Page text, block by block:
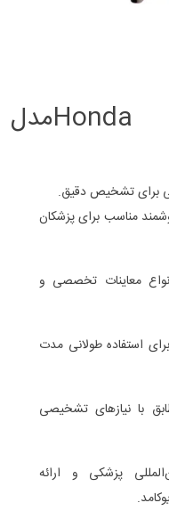
سونوگرافی مارک Hondaمدل
برای تشخیص دقیق.
مناسب برای پزشکان
معاینات تخصصی و
استفاده طولانی مدت
با نیازهای تشخیصی
پزشکی و ارائه